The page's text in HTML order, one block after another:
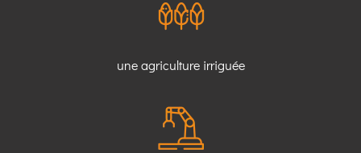
une agriculture irriguée